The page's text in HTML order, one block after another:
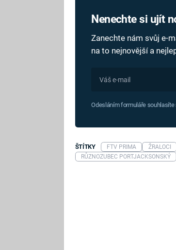
Nenechte si ujít
Zanechte nám svůj e-
na to nejnovější a
Odesláním formuláře souhlasíte
ŠTÍTKY FTV PRIMA
ŽRALOCI
RŮZNOZUBEC PORTJACKSONSKÝ